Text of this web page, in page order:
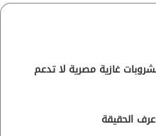
غازية مصرية لا تدعم
الحقيقة